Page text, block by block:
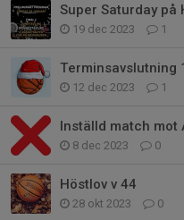
Super Saturday på
19 dec 2023 1
Terminsavslutning
12 dec 2023 1
Inställd match mot
8 dec 2023 0
Höstlov v 44
28 okt 2023 0